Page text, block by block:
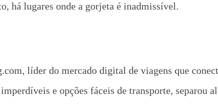
há lugares onde a gorjeta é inadmissível.
líder do mercado digital de viagens que
e opções fáceis de transporte, separou